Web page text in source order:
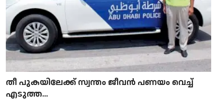
​​​​​​​തീ പുകയിലേക്ക് സ്വന്തം ജീവന്‍ പണയം വെച്ച്
എടുത്ത...